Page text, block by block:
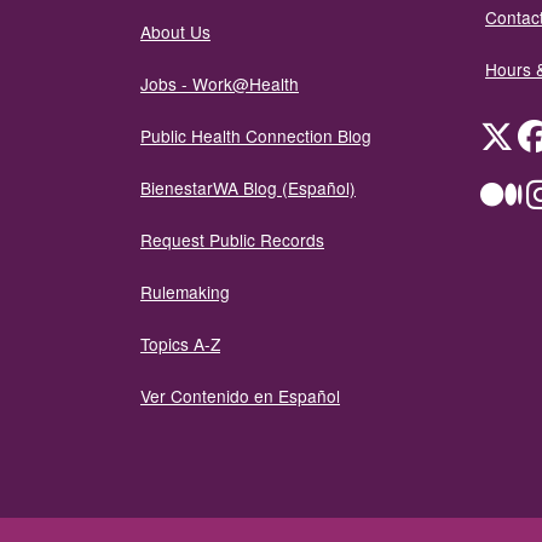
About Us
Jobs - Work@Health
Public Health Connection Blog
BienestarWA Blog (Español)
Request Public Records
Rulemaking
Topics A-Z
Ver Contenido en Español
Hours